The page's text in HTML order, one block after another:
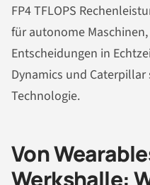
FP4 TFLOPS
für autonome
Entscheidungen in
Dynamics und
Technologie.
Von
Werkshalle: